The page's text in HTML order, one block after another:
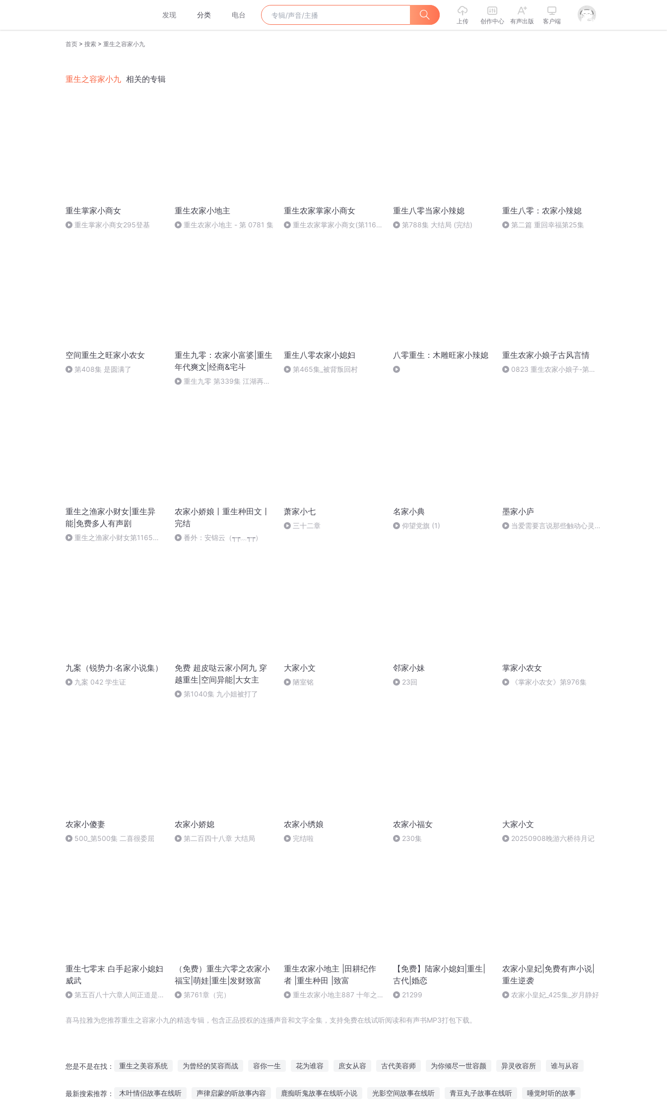
发现 分类 电台
上传 创作中心 有声出版 客户端
首页 > 搜索 > 重生之容家小九
重生之容家小九 相关的专辑
重生掌家小商女
重生掌家小商女295登基
重生农家小地主
重生农家小地主 - 第 0781 集
重生农家掌家小商女
重生农家掌家小商女(第116
重生八零当家小辣媳
第788集 大结局 (完结)
重生八零：农家小辣媳
第二篇 重回幸福第25集
空间重生之旺家小农女
第408集 是圆满了
重生九零：农家小富婆|重生
年代爽文|经商&宅斗
重生九零 第339集 江湖再见
重生八零农家小媳妇
第465集_被背叛回村
八零重生：木雕旺家小辣媳 重生农家小娘子古风言情
0823 重生农家小娘子-第
重生之渔家小财女|重生异
能|免费多人有声剧
重生之渔家小财女第1165集
农家小娇娘丨重生种田文丨
完结
番外：安锦云（┭┮﹏┭┮）
萧家小七
三十二章
名家小典
仰望党旗 (1)
墨家小庐
当爱需要言说那些触动心灵的
九案（锐势力·名家小说集）
九案 042 学生证
免费 超皮哒云家小阿九 穿
越重生|空间异能|大女主
第1040集 九小姐被打了
大家小文
陋室铭
邻家小妹
23回
掌家小农女
《掌家小农女》第976集
农家小傻妻
500_第500集 二喜很委屈
农家小娇媳
第二百四十八章 大结局
农家小绣娘
完结啦
农家小福女
230集
大家小文
20250908晚游六桥待月记
重生七零末 白手起家小媳妇
威武
第五百八十六章人间正道是沧
（免费）重生六零之农家小
福宝|萌娃|重生|发财致富
第761章（完）
重生农家小地主 |田耕纪作
者 |重生种田 |致富
重生农家小地主887 十年之
【免费】陆家小媳妇|重生|
古代|婚恋
21299
农家小皇妃|免费有声小说|
重生逆袭
农家小皇妃_425集_岁月静好
喜马拉雅为您推荐重生之容家小九的精选专辑，包含正品授权的连播声音和文字全集，支持免费在线试听阅读和有声书MP3打包下载。
您是不是在找： 重生之美容系统 为曾经的笑容而战 容你一生 花为谁容 庶女从容 古代美容师 为你倾尽一世容颜 异灵收容所 谁与从容
最新搜索推荐： 木叶情侣故事在线听 声律启蒙的听故事内容 鹿痴听鬼故事在线听小说 光影空间故事在线听 青豆丸子故事在线听 唾觉时听的故事